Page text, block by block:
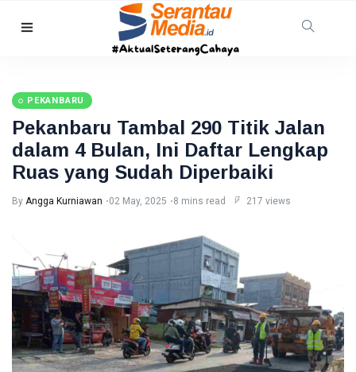
Unilak
Raih Juara
Harapan I
Nasional
Disabilitas
08
Aug,
21
views
HUKRIM
Mantan
Perempuan
hingga
Tewas di
Pekanbaru
INDRAGIRI
HILIR
Kemunculan
Buaya
Muara Bikin
Geger,
07 Aug,
2026
25
views
PEKANBARU
Pekanbaru Tambal 290 Titik Jalan
dalam 4 Bulan, Ini Daftar Lengkap
Ruas yang Sudah Diperbaiki
By Angga Kurniawan 02 May, 2025 8 mins read 217 views